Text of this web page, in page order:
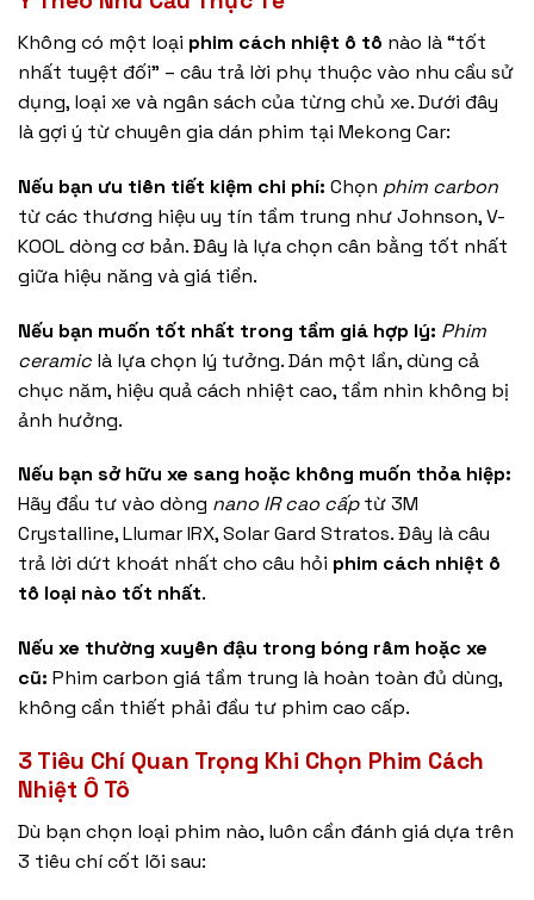
Không có một loại phim cách nhiệt ô tô nào là “tốt
nhất tuyệt đối” – câu trả lời phụ thuộc vào nhu cầu sử
dụng, loại xe và ngân sách của từng chủ xe. Dưới đây
là gợi ý từ chuyên gia dán phim tại Mekong Car:
Nếu bạn ưu tiên tiết kiệm chi phí: Chọn phim carbon
từ các thương hiệu uy tín tầm trung như Johnson, V-
KOOL dòng cơ bản. Đây là lựa chọn cân bằng tốt nhất
giữa hiệu năng và giá tiền.
Nếu bạn muốn tốt nhất trong tầm giá hợp lý: Phim
ceramic là lựa chọn lý tưởng. Dán một lần, dùng cả
chục năm, hiệu quả cách nhiệt cao, tầm nhìn không bị
ảnh hưởng.
Nếu bạn sở hữu xe sang hoặc không muốn thỏa hiệp:
Hãy đầu tư vào dòng nano IR cao cấptừ 3M
Crystalline, Llumar IRX, Solar Gard Stratos. Đây là câu
trả lời dứt khoát nhất cho câu hỏi phim cách nhiệt ô
tô loại nào tốt nhất.
Nếu xe thường xuyên đậu trong bóng râm hoặc xe
cũ: Phim carbon giá tầm trung là hoàn toàn đủ dùng,
không cần thiết phải đầu tư phim cao cấp.
3 Tiêu Chí Quan Trọng Khi Chọn Phim Cách
Nhiệt Ô Tô
Dù bạn chọn loại phim nào, luôn cần đánh giá dựa trên
3 tiêu chí cốt lõi sau: